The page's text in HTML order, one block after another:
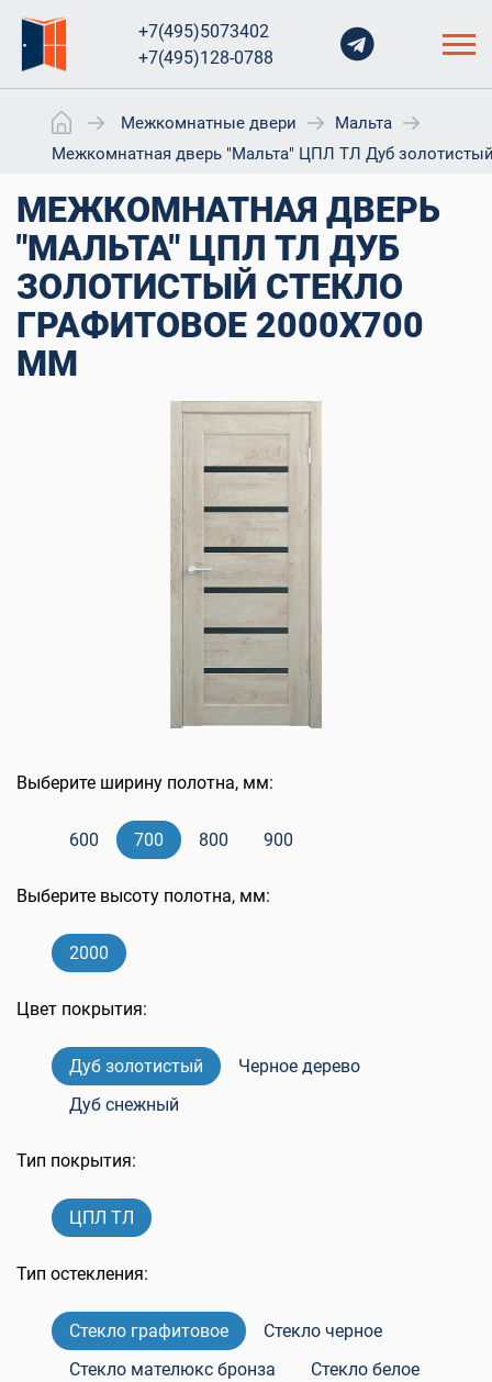
+7(495)5073402
+7(495)128-0788
Межкомнатные двери
Мальта
Межкомнатная дверь "Мальта" ЦПЛ ТЛ Дуб
МЕЖКОМНАТНАЯ ДВЕРЬ
"МАЛЬТА" ЦПЛ ТЛ ДУБ
ЗОЛОТИСТЫЙ СТЕКЛО
ГРАФИТОВОЕ 2000X700
ММ
Выберите ширину полотна, мм:
600 700 800 900
Выберите высоту полотна, мм:
2000
Цвет покрытия:
Дуб золотистый
Черное дерево
Дуб снежный
Тип покрытия:
ЦПЛ ТЛ
Тип остекления:
Стекло графитовое
Стекло черное
Стекло мателюкс бронза
Стекло белое